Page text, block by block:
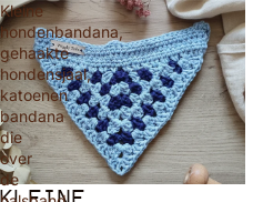
Kleine
hondenbandana,
gehaakte
hondensjaal,
katoenen
bandana
die
over
de